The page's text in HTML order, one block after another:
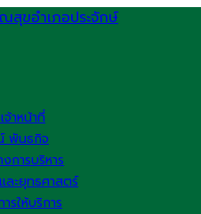
จ้าหน้าที่
พันธกิจ
การบริหาร
ละยุทธศาสตร์
รให้บริการ